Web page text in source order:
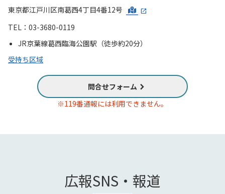
東京都江戸川区南葛西4丁目4番12号
TEL：03-3680-0119
JR京葉線葛西臨海公園駅（徒歩約20分）
受持ち区域
問合せフォーム
※119番通報には利用できません。
広報SNS・報道